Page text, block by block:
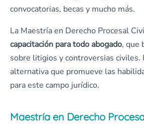
convocatorias, becas y mucho más.
La Maestría en Derecho Procesal
capacitación para todo abogado, que
sobre litigios y controversias civiles.
alternativa que promueve las
para este campo jurídico.
Maestría en Derecho